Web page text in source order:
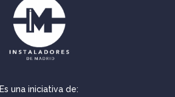
Es una iniciativa de: